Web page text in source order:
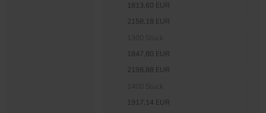
1813,60 EUR
2158,18 EUR
1847,80 EUR
2198,88 EUR
1917,14 EUR